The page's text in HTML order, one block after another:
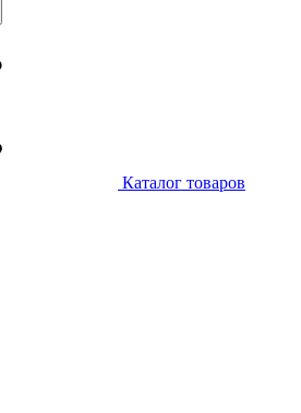
Каталог товаров